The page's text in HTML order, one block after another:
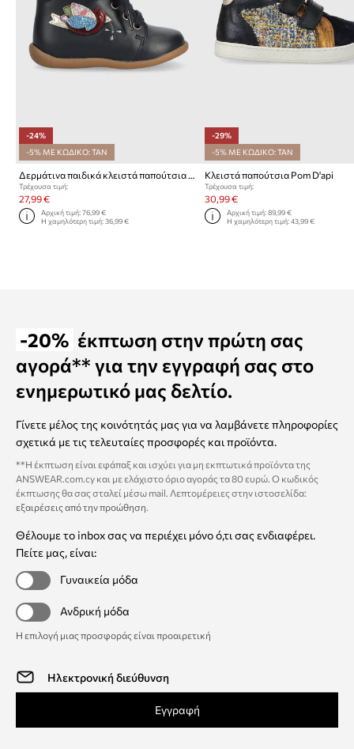
-24%
-5% ΜΕ ΚΩΔΙΚΟ: TAN
Δερμάτινα παιδικά κλειστά παπούτσια Pom D'api
Τρέχουσα τιμή:
27,99 €
Αρχική τιμή:76,99 €
Η χαμηλότερη τιμή:36,99 €
-29%
-5% ΜΕ ΚΩΔΙΚΟ: TAN
Κλειστά παπούτσια Pom D'api
Τρέχουσα τιμή:
30,99 €
Αρχική τιμή: 89,99 €
Η χαμηλότερη τιμή: 43,99 €
-20% έκπτωση στην πρώτη σας
αγορά** για την εγγραφή σας στο
ενημερωτικό μας δελτίο.
Γίνετε μέλος της κοινότητάς μας για να λαμβάνετε πληροφορίες
σχετικά με τις τελευταίες προσφορές και προϊόντα.
**Η έκπτωση είναι εφάπαξ και ισχύει για μη εκπτωτικά προϊόντα της
ANSWEAR.com.cy και με ελάχιστο όριο αγοράς τα 80 ευρώ. Ο κωδικός
έκπτωσης θα σας σταλεί μέσω mail. Λεπτομέρειες στην ιστοσελίδα:
εξαιρέσεις από την προώθηση
Θέλουμε το inbox σας να περιέχει μόνο ό,τι σας ενδιαφέρει.
Πείτε μας, είναι:
Γυναικεία μόδα
Ανδρική μόδα
Η επιλογή μιας προσφοράς είναι προαιρετική
Εγγραφή